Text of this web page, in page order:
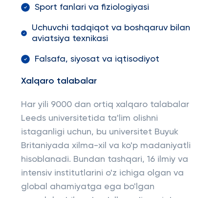
Sport fanlari va fiziologiyasi
Uchuvchi tadqiqot va boshqaruv bilan
aviatsiya texnikasi
Falsafa, siyosat va iqtisodiyot
Xalqaro talabalar
Har yili 9000 dan ortiq xalqaro talabalar
Leeds universitetida ta'lim olishni
istaganligi uchun, bu universitet Buyuk
Britaniyada xilma-xil va ko'p madaniyatli
hisoblanadi. Bundan tashqari, 16 ilmiy va
intensiv institutlarini o'z ichiga olgan va
global ahamiyatga ega bo'lgan